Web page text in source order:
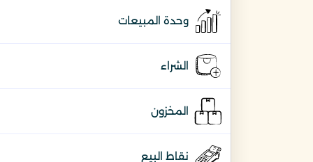
وحدة المبيعات
الشراء
المخزون
نقاط البيع